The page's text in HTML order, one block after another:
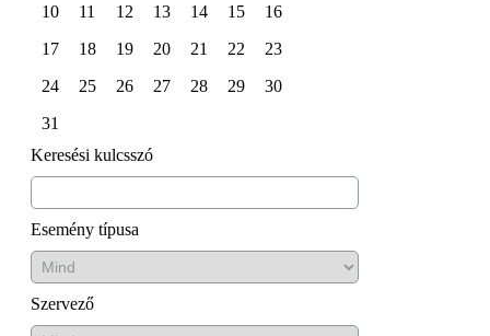
10
11 12 13 14 15
16
17
18 19 20 21 22
23
24
25 26 27 28 29
30
31
Keresési kulcsszó
Esemény típusa
Szervező